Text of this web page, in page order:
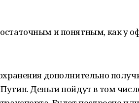
и понятным, как у
дополнительно
Деньги пойдут в том